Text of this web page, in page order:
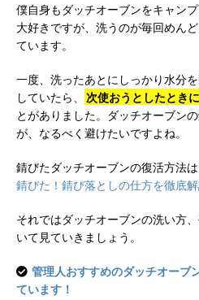
僕自身もダッチオーブンをキャン
大好きですが、洗うのが毎回めん
ています。
一度、洗ったあとにしっかり水分
していたら、 次使おうとしたとき
とがありました。ダッチオーブン
が、なるべく避けたいですよね。
錆びたダッチオーブンの復活方法
錆びた！錆び落としの仕方を徹底解
それではダッチオーブンの洗い方
いて見ていきましょう。
管理人おすすめのダッチオーブ
ています！